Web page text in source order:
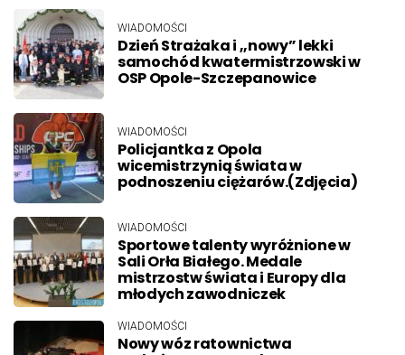
WIADOMOŚCI
Dzień Strażaka i ,,nowy” lekki
samochód kwatermistrzowski w
OSP Opole-Szczepanowice
WIADOMOŚCI
Policjantka z Opola
wicemistrzynią świata w
podnoszeniu ciężarów.(Zdjęcia)
WIADOMOŚCI
Sportowe talenty wyróżnione w
Sali Orła Białego. Medale
mistrzostw świata i Europy dla
młodych zawodniczek
WIADOMOŚCI
Nowy wóz ratownictwa